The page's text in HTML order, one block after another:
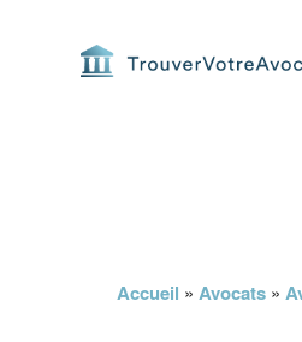
Accueil » Avocats »